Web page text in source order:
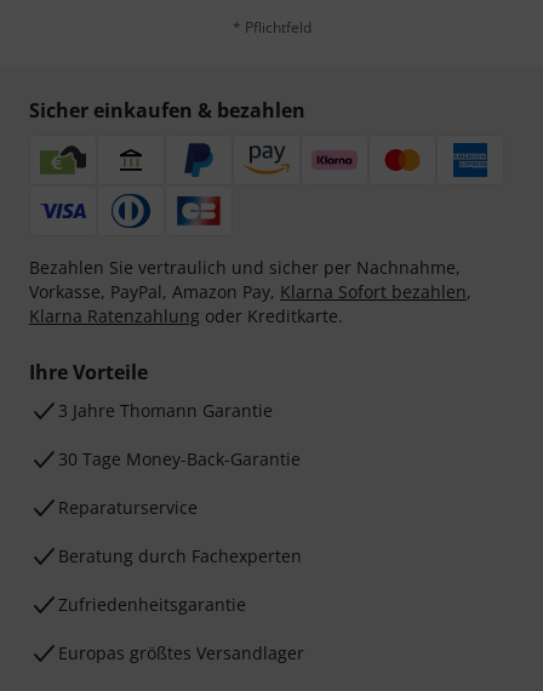
* Pflichtfeld
Sicher einkaufen & bezahlen
Bezahlen Sie vertraulich und sicher per Nachnahme,
Vorkasse, PayPal, Amazon Pay, Klarna Sofort bezahlen,
Klarna Ratenzahlung oder Kreditkarte.
Ihre Vorteile
3 Jahre Thomann Garantie
30 Tage Money-Back-Garantie
Reparaturservice
Beratung durch Fachexperten
Zufriedenheitsgarantie
Europas größtes Versandlager